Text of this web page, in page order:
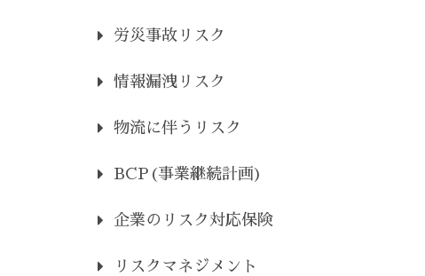
労災事故リスク
情報漏洩リスク
物流に伴うリスク
BCP(事業継続計画)
企業のリスク対応保険
リスクマネジメント